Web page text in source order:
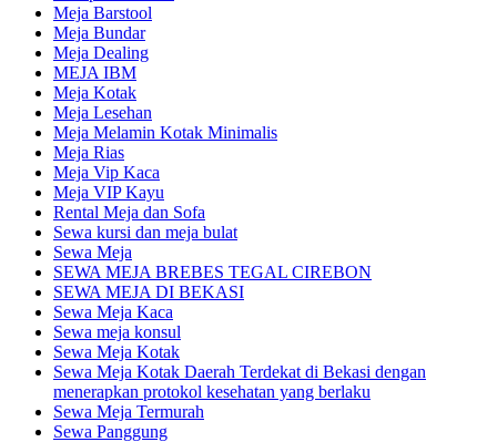
Meja Barstool
Meja Bundar
Meja Dealing
MEJA IBM
Meja Kotak
Meja Lesehan
Meja Melamin Kotak Minimalis
Meja Rias
Meja Vip Kaca
Meja VIP Kayu
Rental Meja dan Sofa
Sewa kursi dan meja bulat
Sewa Meja
SEWA MEJA BREBES TEGAL CIREBON
SEWA MEJA DI BEKASI
Sewa Meja Kaca
Sewa meja konsul
Sewa Meja Kotak
Sewa Meja Kotak Daerah Terdekat di Bekasi dengan
menerapkan protokol kesehatan yang berlaku
Sewa Meja Termurah
Sewa Panggung